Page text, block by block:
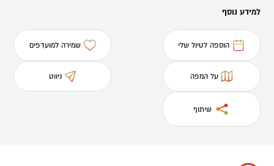
למידע נוסף
הוספה לטיול שלי שמירה למועדפים
על המפה ניווט
שיתוף